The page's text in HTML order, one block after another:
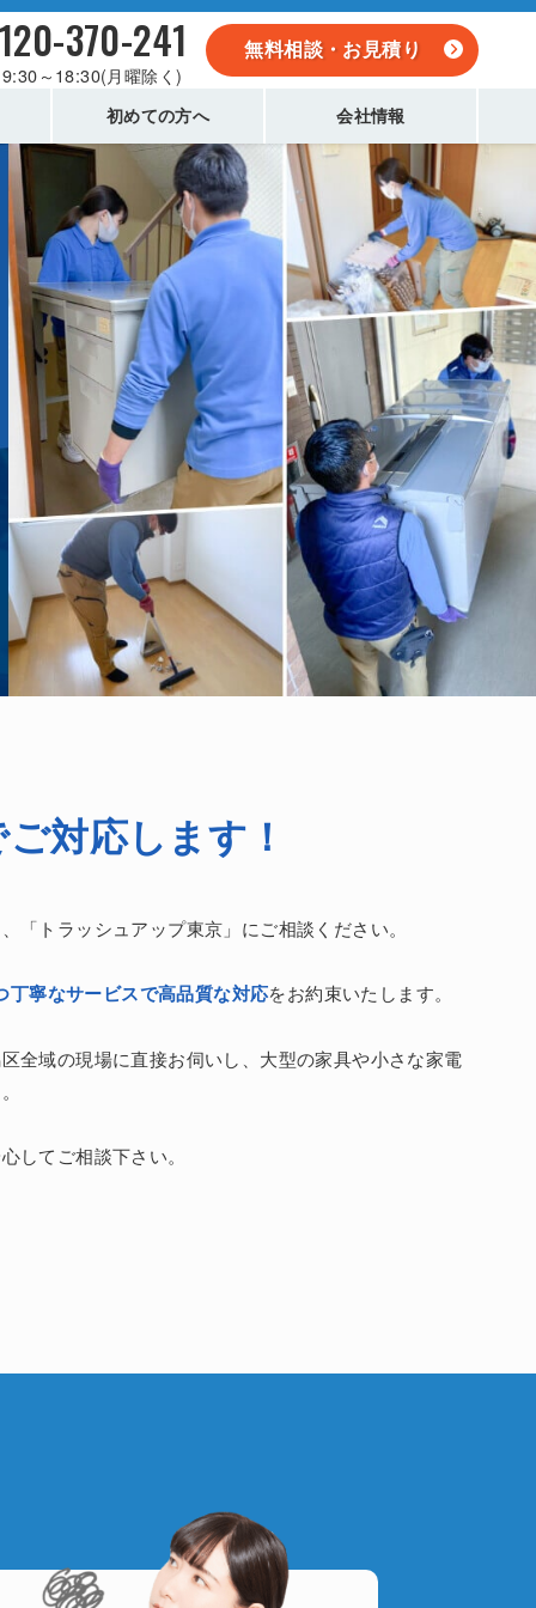
370-241
～18:30(月曜除く)
無料相談・お見積り
初めての方へ 会社情報
対応します！
「トラッシュアップ東京」にご相談ください。
丁寧なサービスで高品質な対応をお約束いたします。
全域の現場に直接お伺いし、大型の家具や小さな家電
してご相談下さい。